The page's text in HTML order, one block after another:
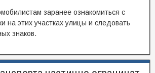
заранее ознакомиться с
на этих участках улицы и следовать
знаков.